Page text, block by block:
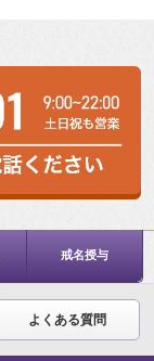
戒名授与
よくある質問